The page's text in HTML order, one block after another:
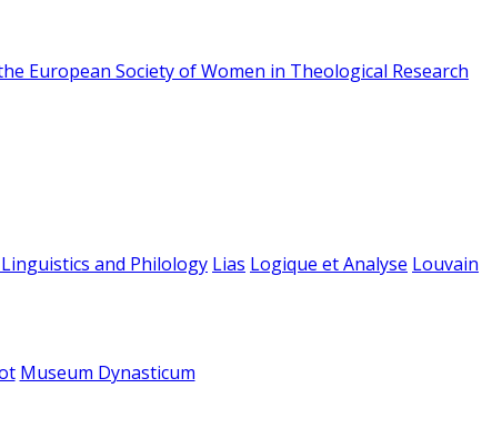
European Society of Women in Theological Research
and Philology Lias Logique et Analyse Louvain
Museum Dynasticum